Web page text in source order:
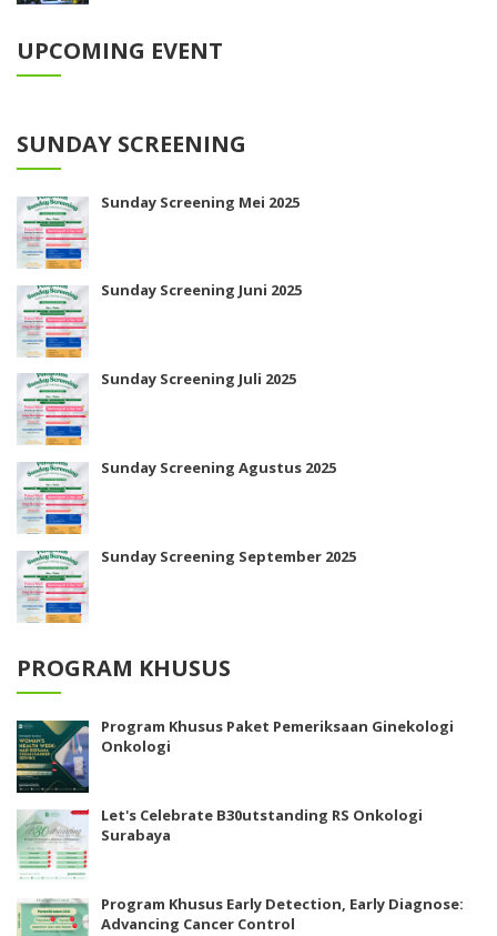
UPCOMING EVENT
SUNDAY SCREENING
Sunday Screening Mei 2025
Sunday Screening Juni 2025
Sunday Screening Juli 2025
Sunday Screening Agustus 2025
Sunday Screening September 2025
PROGRAM KHUSUS
Program Khusus Paket Pemeriksaan Ginekologi
Onkologi
Let's Celebrate B30utstanding RS Onkologi
Surabaya
Program Khusus Early Detection, Early Diagnose:
Advancing Cancer Control